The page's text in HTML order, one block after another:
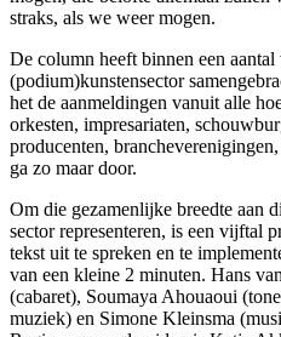
straks, als we weer mogen.
De column heeft binnen een
(podium)kunstensector
het de aanmeldingen vanuit alle
orkesten, impresariaten,
producenten,
ga zo maar door.
Om die gezamenlijke breedte aan
sector representeren, is een vijftal
tekst uit te spreken en te
van een kleine 2 minuten. Hans
(cabaret), Soumaya Ahouaoui
muziek) en Simone Kleinsma